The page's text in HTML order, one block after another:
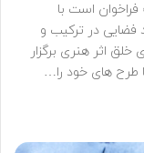
است با
در ترکیب و
اثر هنری برگزار